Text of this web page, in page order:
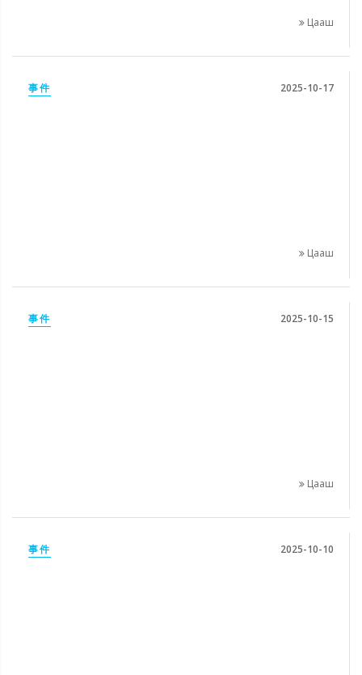
Цааш
事件 2025-10-17
Цааш
事件 2025-10-15
Цааш
事件 2025-10-10